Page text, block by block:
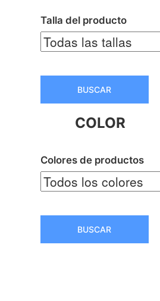
Talla del producto
BUSCAR
COLOR
Colores de productos
BUSCAR